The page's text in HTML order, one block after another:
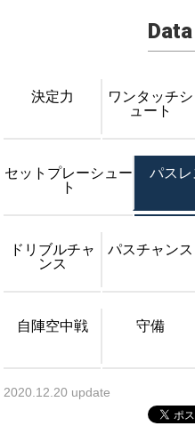
決定力
ワンタッチシ
ュート
セットプレーシュー
ト
パス
ドリブルチャ
ンス
パスチャンス
自陣空中戦 守備
2020.12.20 update